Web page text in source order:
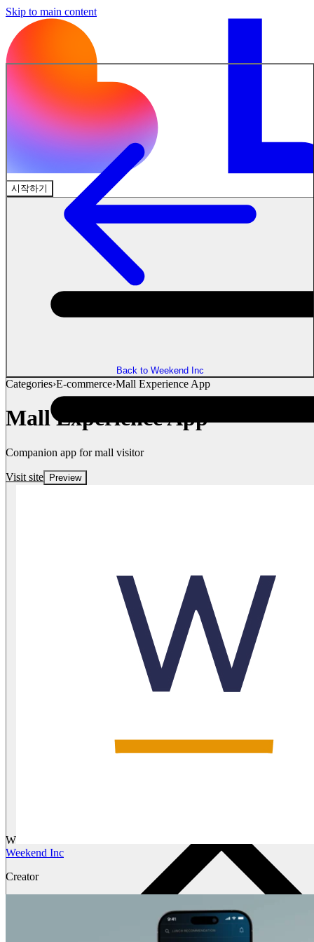
Skip to main content
시작하기
Back to Weekend Inc
Categories›E-commerce›Mall Experience App
Mall Experience App
Companion app for mall visitor
Visit site Preview
W
Weekend Inc
Creator